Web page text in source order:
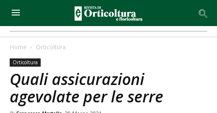
Home Orticoltura
Orticoltura
Quali assicurazioni
agevolate per le serre